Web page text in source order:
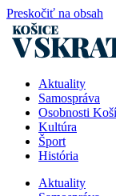
Preskočiť na obsah
Aktuality
Samospráva
Osobnosti
Kultúra
Šport
História
Aktuality